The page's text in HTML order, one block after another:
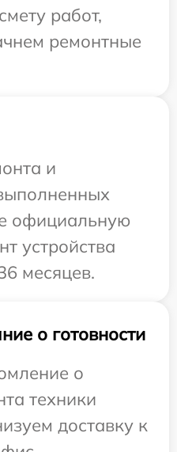
работ,
ремонтные
и
официальную
устройства
месяцев.
о готовности
о
техники
доставку к